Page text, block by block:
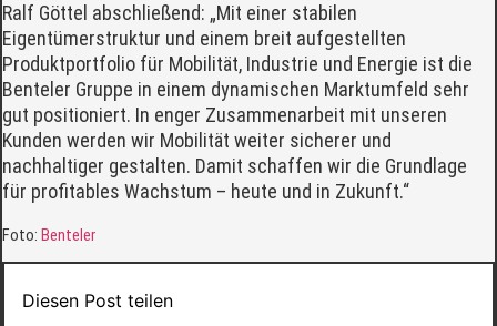
Ralf Göttel abschließend: „Mit einer stabilen
Eigentümerstruktur und einem breit aufgestellten
Produktportfolio für Mobilität, Industrie und Energie ist die
Benteler Gruppe in einem dynamischen Marktumfeld sehr
gut positioniert. In enger Zusammenarbeit mit unseren
Kunden werden wir Mobilität weiter sicherer und
nachhaltiger gestalten. Damit schaffen wir die Grundlage
für profitables Wachstum – heute und in Zukunft.“
Foto: Benteler
Diesen Post teilen